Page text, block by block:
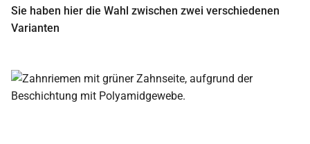
Sie haben hier die Wahl zwischen zwei verschiedenen
Varianten